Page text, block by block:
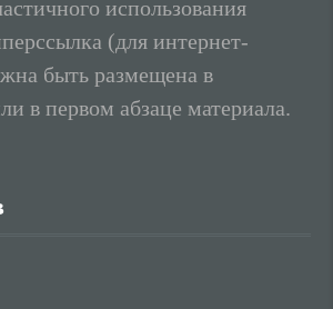
использования
(для интернет-
быть размещена в
в первом абзаце материала.